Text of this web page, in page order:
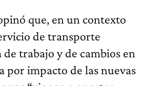
que, en un contexto
de transporte
trabajo y de cambios en
por impacto de las nuevas